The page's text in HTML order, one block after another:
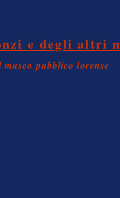
e degli altri
pubblico lorense